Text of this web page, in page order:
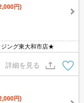
円)
ング東大和市店★
詳細を見る
円)